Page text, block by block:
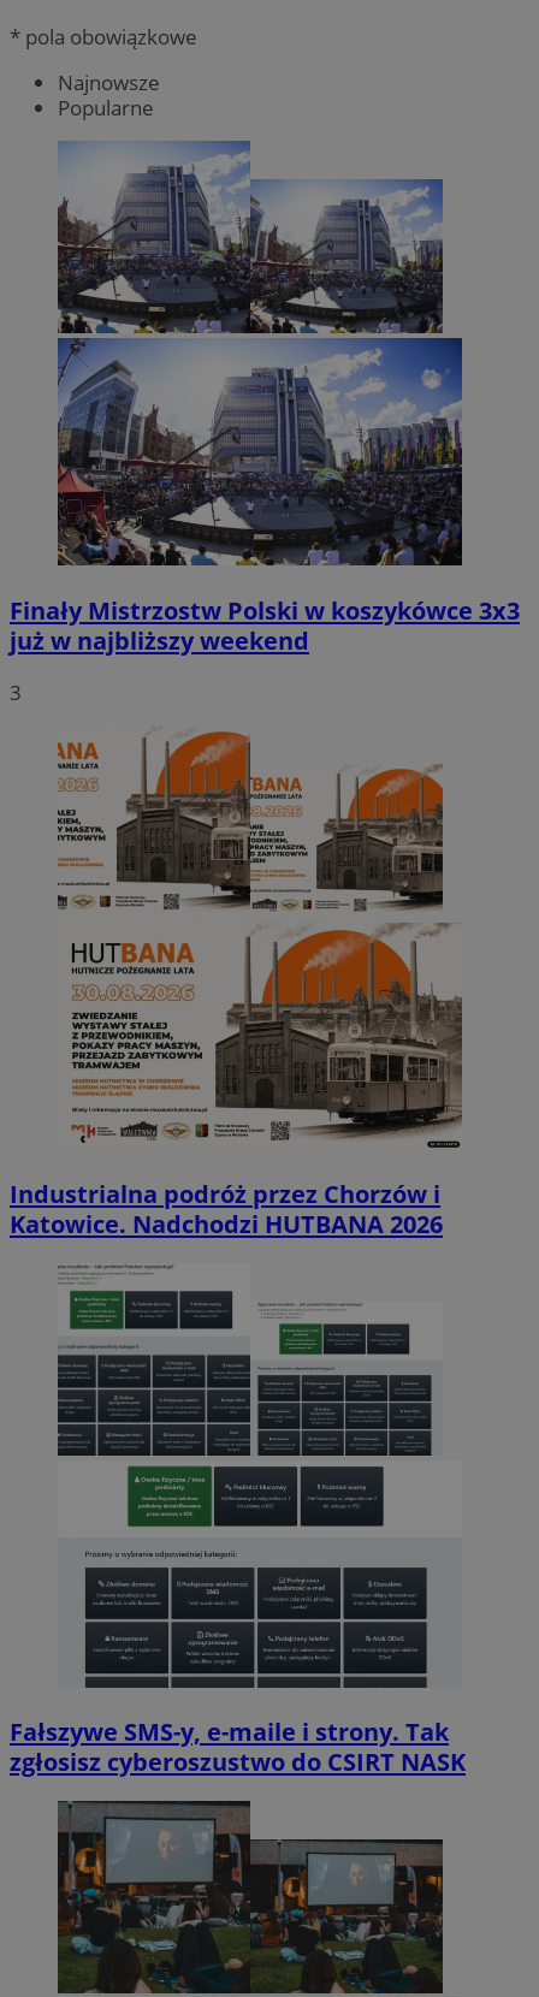
* pola obowiązkowe
Najnowsze
Popularne
Finały Mistrzostw Polski w koszykówce 3x3
już w najbliższy weekend
3
Industrialna podróż przez Chorzów i
Katowice. Nadchodzi HUTBANA 2026
Fałszywe SMS-y, e-maile i strony. Tak
zgłosisz cyberoszustwo do CSIRT NASK